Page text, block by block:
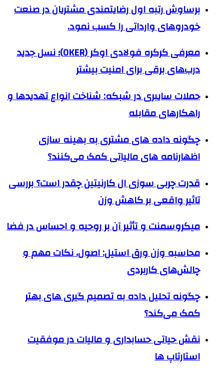
برساوش رتبه اول رضایتمندی مشتریان در صنعت
خودروهای وارداتی را کسب نمود.
معرفی کرکره فولادی اوکر (OKER)؛ نسل جدید
درب‌های برقی برای امنیت بیشتر
حملات سایبری در شبکه: شناخت انواع تهدیدها و
راهکارهای مقابله
چگونه داده های مشتری به بهینه سازی
اظهارنامه های مالیاتی کمک می‌کنند؟
قدرت چربی سوزی ال کارنیتین چقدر است؟ بررسی
تاثیر واقعی بر کاهش وزن
میکروسمنت و تأثیر آن بر روحیه و احساس در فضا
محاسبه وزن ورق استیل: اصول، نکات مهم و
چالش‌های کاربردی
چگونه تحلیل داده به تصمیم گیری های بهتر
کمک می‌کند؟
نقش حیاتی حسابداری و مالیات در موفقیت
استارتاپ ها